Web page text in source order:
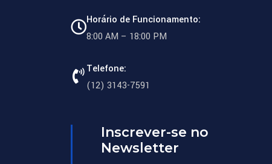
Horário de Funcionamento:
8:00 AM – 18:00 PM
Telefone:
(12) 3143-7591
Inscrever-se no
Newsletter